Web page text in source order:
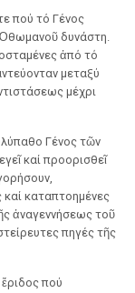
πού τό Γένος
δυνάστη.
ἀπό τό
μεταξύ
μέχρι
Γένος τῶν
καί προορισθεῖ
καταπτοημένες
­­ἀναγεννή­­σε­ως τοῦ
πηγές τῆς
πού